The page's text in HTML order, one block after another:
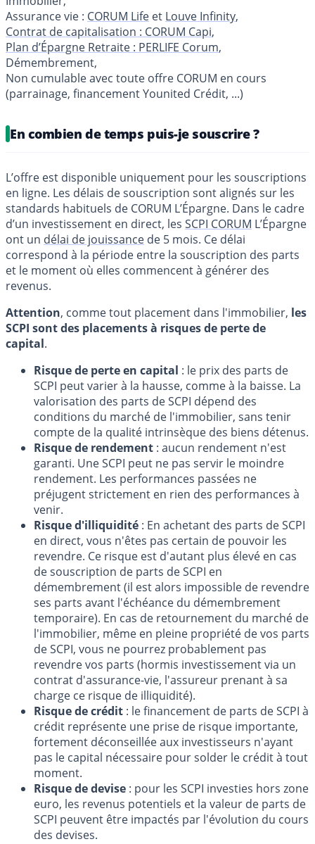
Assurance vie : CORUM Life et Louve Infinity,
Contrat de capitalisation : CORUM Capi,
Plan d’Épargne Retraite : PERLIFE Corum,
Démembrement,
Non cumulable avec toute offre CORUM en cours
(parrainage, financement Younited Crédit, ...)
En combien de temps puis-je souscrire ?
L’offre est disponible uniquement pour les souscriptions
en ligne. Les délais de souscription sont alignés sur les
standards habituels de CORUM L’Épargne. Dans le cadre
d’un investissement en direct, les SCPI CORUM L’Épargne
ont un délai de jouissance de 5 mois. Ce délai
correspond à la période entre la souscription des parts
et le moment où elles commencent à générer des
revenus.
Attention, comme tout placement dans l'immobilier, les
SCPI sont des placements à risques de perte de
capital.
Risque de perte en capital : le prix des parts de
SCPI peut varier à la hausse, comme à la baisse. La
valorisation des parts de SCPI dépend des
conditions du marché de l'immobilier, sans tenir
compte de la qualité intrinsèque des biens détenus.
Risque de rendement : aucun rendement n'est
garanti. Une SCPI peut ne pas servir le moindre
rendement. Les performances passées ne
préjugent strictement en rien des performances à
venir.
Risque d'illiquidité : En achetant des parts de SCPI
en direct, vous n'êtes pas certain de pouvoir les
revendre. Ce risque est d'autant plus élevé en cas
de souscription de parts de SCPI en
démembrement (il est alors impossible de revendre
ses parts avant l'échéance du démembrement
temporaire). En cas de retournement du marché de
l'immobilier, même en pleine propriété de vos parts
de SCPI, vous ne pourrez probablement pas
revendre vos parts (hormis investissement via un
contrat d'assurance-vie, l'assureur prenant à sa
charge ce risque de illiquidité).
Risque de crédit : le financement de parts de SCPI à
crédit représente une prise de risque importante,
fortement déconseillée aux investisseurs n'ayant
pas le capital nécessaire pour solder le crédit à tout
moment.
Risque de devise : pour les SCPI investies hors zone
euro, les revenus potentiels et la valeur de parts de
SCPI peuvent être impactés par l'évolution du cours
des devises.